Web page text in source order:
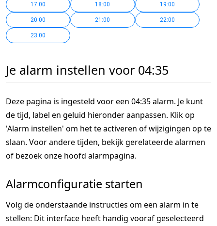
17:00 18:00 19:00
20:00 21:00 22:00
23:00
Je alarm instellen voor 04:35
Deze pagina is ingesteld voor een 04:35 alarm. Je kunt
de tijd, label en geluid hieronder aanpassen. Klik op
'Alarm instellen' om het te activeren of wijzigingen op te
slaan. Voor andere tijden, bekijk gerelateerde alarmen
of bezoek onze hoofd alarmpagina.
Alarmconfiguratie starten
Volg de onderstaande instructies om een alarm in te
stellen: Dit interface heeft handig vooraf geselecteerd